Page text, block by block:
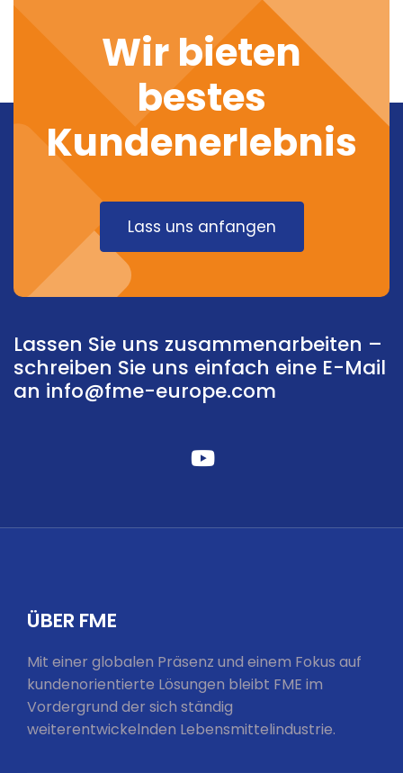
Wir bieten
bestes
Kundenerlebnis
Lass uns anfangen
Lassen Sie uns zusammenarbeiten –
schreiben Sie uns einfach eine E-Mail
an info@fme-europe.com
youtube
ÜBER FME
Mit einer globalen Präsenz und einem Fokus auf
kundenorientierte Lösungen bleibt FME im
Vordergrund der sich ständig
weiterentwickelnden Lebensmittelindustrie.